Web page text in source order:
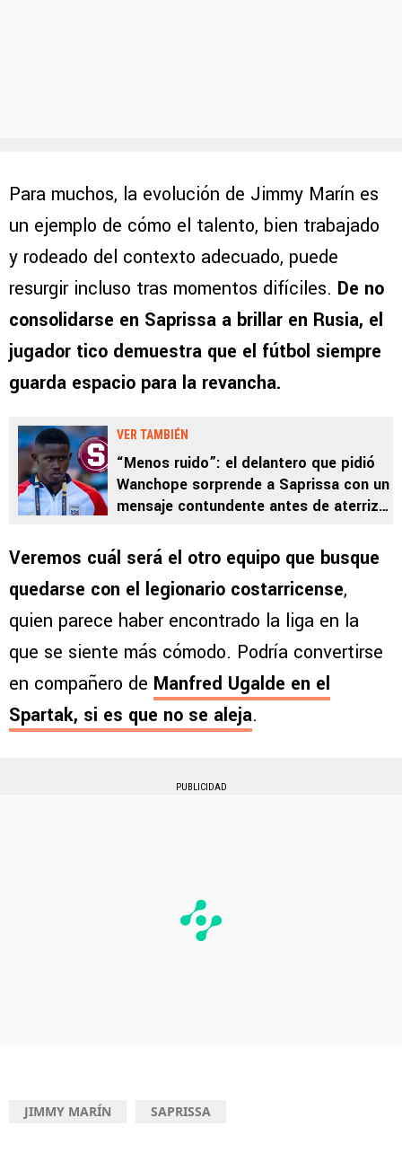
Para muchos, la evolución de Jimmy Marín es
un ejemplo de cómo el talento, bien trabajado
y rodeado del contexto adecuado, puede
resurgir incluso tras momentos difíciles. De no
consolidarse en Saprissa a brillar en Rusia, el
jugador tico demuestra que el fútbol siempre
guarda espacio para la revancha.
VER TAMBIÉN
“Menos ruido”: el delantero que pidió
Wanchope sorprende a Saprissa con un
mensaje contundente antes de aterrizar
Veremos cuál será el otro equipo que busque
quedarse con el legionario costarricense,
quien parece haber encontrado la liga en la
que se siente más cómodo. Podría convertirse
en compañero de Manfred Ugalde en el
Spartak, si es que no se aleja.
PUBLICIDAD
JIMMY MARÍN SAPRISSA